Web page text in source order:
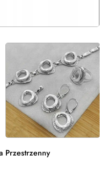
Przestrzenny